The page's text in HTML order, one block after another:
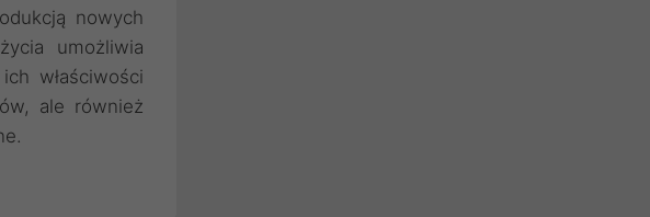
nowych
umożliwia
właściwości
ale również